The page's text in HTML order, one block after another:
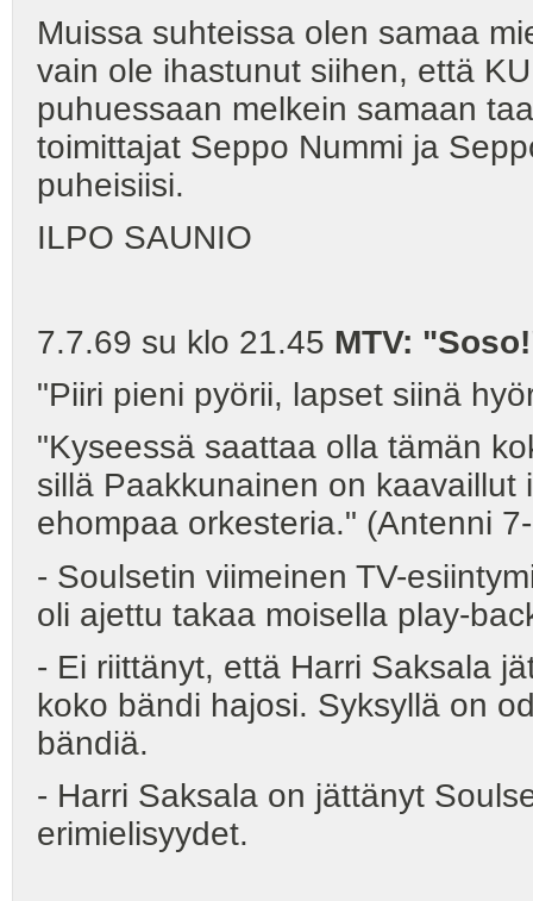
Muissa suhteissa olen samaa
vain ole ihastunut siihen, että
puhuessaan melkein samaan
toimittajat Seppo Nummi ja
puheisiisi.
ILPO SAUNIO
7.7.69 su klo 21.45 MTV:
"Piiri pieni pyörii, lapset siinä
"Kyseessä saattaa olla tämän
sillä Paakkunainen on
ehompaa orkesteria." (Antenni
- Soulsetin viimeinen TV-
oli ajettu takaa moisella play-
- Ei riittänyt, että Harri Saksala
koko bändi hajosi. Syksyllä on
bändiä.
- Harri Saksala on jättänyt
erimielisyydet.